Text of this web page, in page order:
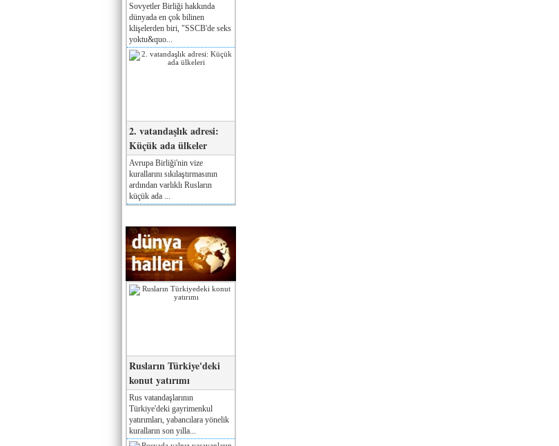
Sovyetler Birliği hakkında
dünyada en çok bilinen
klişelerden biri, "SSCB'de seks
yoktu&quo...
2. vatandaşlık adresi:
Küçük ada ülkeler
Avrupa Birliği'nin vize
kurallarını sıkılaştırmasının
ardından varlıklı Rusların
küçük ada ...
Rusların Türkiye'deki
konut yatırımı
Rus vatandaşlarının
Türkiye'deki gayrimenkul
yatırımları, yabancılara yönelik
kuralların son yılla...